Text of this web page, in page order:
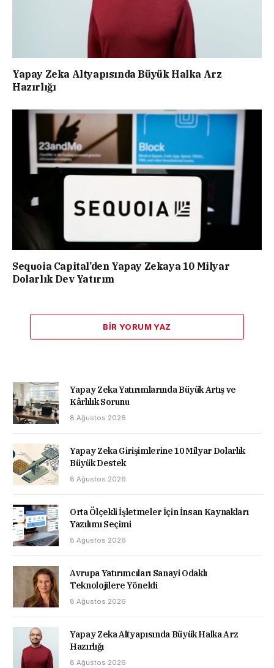
Yapay Zeka Altyapısında Büyük Halka Arz
Hazırlığı
Sequoia Capital’den Yapay Zekaya 10 Milyar
Dolarlık Dev Yatırım
BIR YORUM YAZ
Yapay Zeka Yatırımlarında Büyük Artış ve
Kârlılık Sorunu
8 Ağustos 2026
Yapay Zeka Girişimlerine 10 Milyar Dolarlık
Büyük Destek
8 Ağustos 2026
Orta Ölçekli İşletmeler İçin İnsan Kaynakları
Yazılımı Seçimi
8 Ağustos 2026
Avrupa Yatırımcıları Sanayi Odaklı
Teknolojilere Yöneldi
8 Ağustos 2026
Yapay Zeka Altyapısında Büyük Halka Arz
Hazırlığı
8 Ağustos 2026